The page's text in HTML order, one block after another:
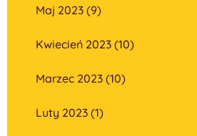
Maj 2023 (9)
Kwiecień 2023 (10)
Marzec 2023 (10)
Luty 2023 (1)